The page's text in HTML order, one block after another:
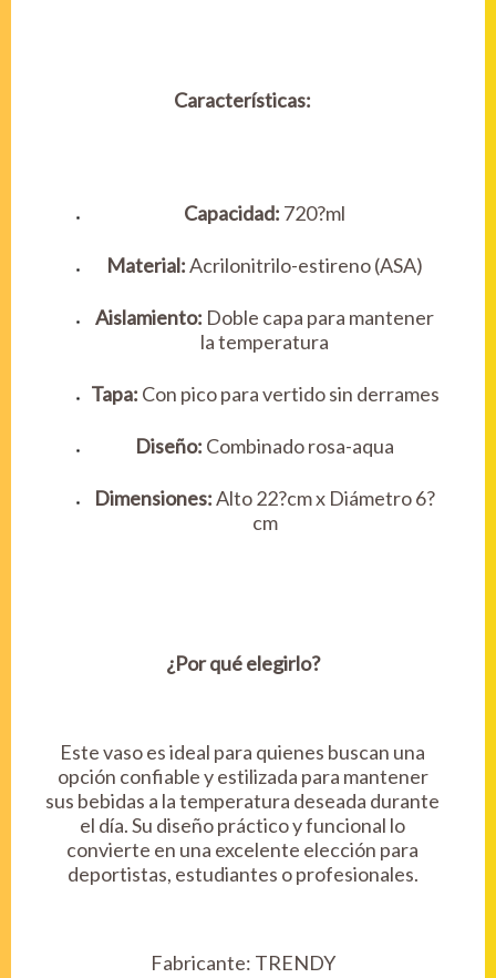
Características:
Capacidad: 720?ml
Material:Acrilonitrilo-estireno (ASA)
Aislamiento: Doble capa para mantener
la temperatura
Tapa: Con pico para vertido sin derrames
Diseño: Combinado rosa-aqua
Dimensiones:Alto 22?cm x Diámetro 6?
cm
¿Por qué elegirlo?
Este vaso es ideal para quienes buscan una
opción confiable y estilizada para mantener
sus bebidas a la temperatura deseada durante
el día. Su diseño práctico y funcional lo
convierte en una excelente elección para
deportistas, estudiantes o profesionales.
Fabricante: TRENDY